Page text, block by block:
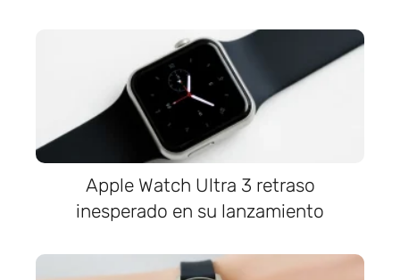
Apple Watch Ultra 3 retraso
inesperado en su lanzamiento